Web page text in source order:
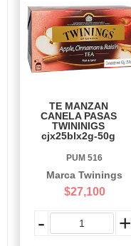
TE MANZAN
CANELA PASAS
TWININIGS
cjx25blx2g-50g
PUM 516
Marca Twinings
$27,100
- +